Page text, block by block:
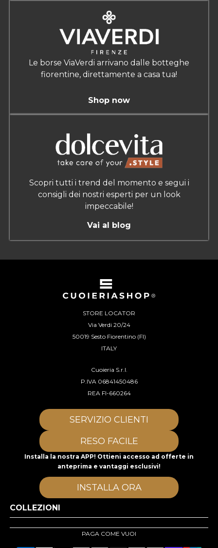
Le borse ViaVerdi arrivano dalle botteghe
fiorentine, direttamente a casa tua!
Shop now
Scopri tutti i trend del momento e segui i
consigli dei nostri esperti per un look
impeccabile!
Vai al blog
STORE LOCATOR
Via Verdi 20/24
50019 Sesto Fiorentino (FI)
ITALY
Cuoieria S.r.l.
P.IVA 06841450486
REA FI-660264
SERVIZIO CLIENTI
RESO FACILE
Installa la nostra APP! Ottieni accesso ad offerte in
anteprima e vantaggi esclusivi!
INSTALLA ORA
COLLEZIONI
PAGA COME VUOI